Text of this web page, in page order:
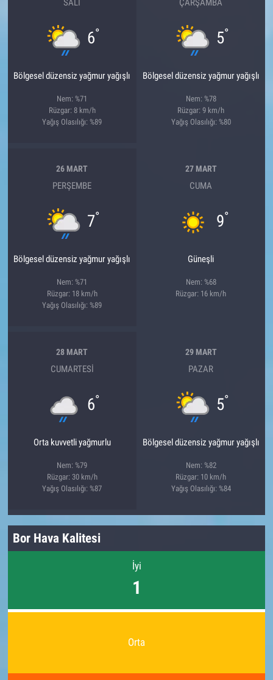
SALI
6°
Bölgesel düzensiz yağmur yağışlı
Nem: %71
Rüzgar: 8 km/h
Yağış Olasılığı: %89
ÇARŞAMBA
5°
Bölgesel düzensiz yağmur yağışlı
Nem: %78
Rüzgar: 9 km/h
Yağış Olasılığı: %80
26 MART
PERŞEMBE
7°
Bölgesel düzensiz yağmur yağışlı
Nem: %71
Rüzgar: 18 km/h
Yağış Olasılığı: %89
27 MART
CUMA
9°
Güneşli
Nem: %68
Rüzgar: 16 km/h
28 MART
CUMARTESI
6°
Orta kuvvetli yağmurlu
Nem: %79
Rüzgar: 30 km/h
Yağış Olasılığı: %87
29 MART
PAZAR
5°
Bölgesel düzensiz yağmur yağışlı
Nem: %82
Rüzgar: 10 km/h
Yağış Olasılığı: %84
Bor Hava Kalitesi
İyi
1
Orta